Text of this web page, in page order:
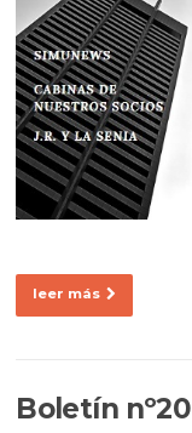
leer más
Boletín nº20